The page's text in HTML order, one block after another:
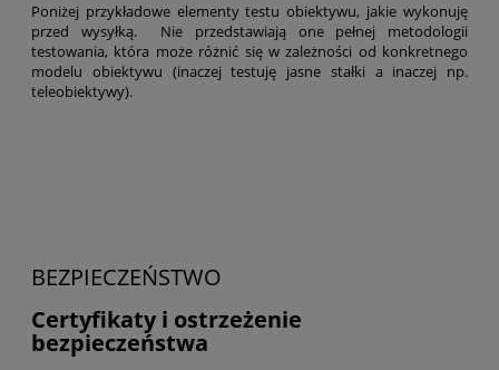
Poniżej przykładowe elementy testu obiektywu, jakie wykonuję
przed wysyłką. Nie przedstawiają one pełnej metodologii
testowania, która może różnić się w zależności od konkretnego
modelu obiektywu (inaczej testuję jasne stałki a inaczej np.
teleobiektywy).
BEZPIECZEŃSTWO
Certyfikaty i ostrzeżenie
bezpieczeństwa